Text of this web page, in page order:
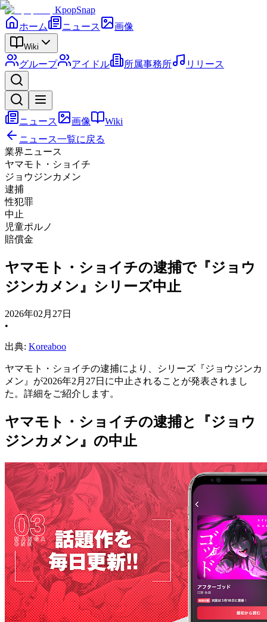
KpopSnap
ホーム
ニュース 画像
Wiki
グループ アイドル 所属事務所 リリース
ニュース 画像
Wiki
ニュース一覧に戻る
業界ニュース
ヤマモト・ショイチ
ジョウジンカメン
逮捕
性犯罪
中止
児童ポルノ
賠償金
ヤマモト・ショイチの逮捕で『ジョウ
ジンカメン』シリーズ中止
2026年02月27日
•
出典: Koreaboo
ヤマモト・ショイチの逮捕により、シリーズ『ジョウジンカ
メン』が2026年2月27日に中止されることが発表されまし
た。詳細をご紹介します。
ヤマモト・ショイチの逮捕と『ジョウ
ジンカメン』の中止